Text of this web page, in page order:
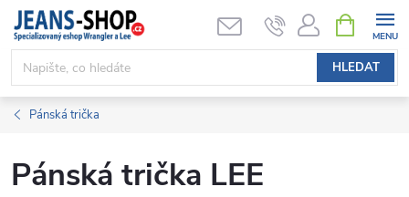
Přejít
obsah
HLEDAT
NÁKUPNÍ
KOŠÍK
Pánská trička
Pánská trička LEE